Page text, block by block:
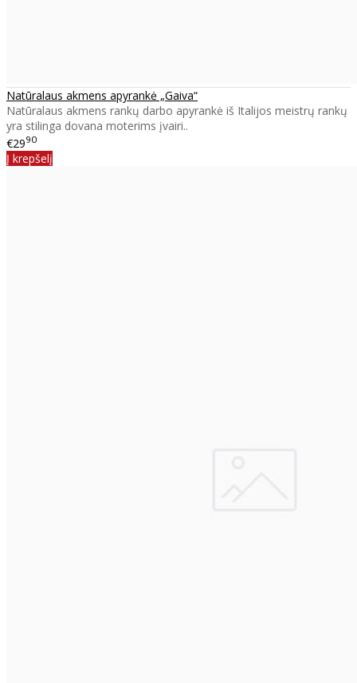
Natūralaus akmens apyrankė „Gaiva“
Natūralaus akmens rankų darbo apyrankė iš Italijos meistrų rankų
yra stilinga dovana moterims įvairi..
€2990
Į krepšelį